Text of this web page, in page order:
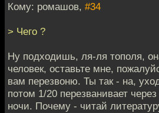
Кому: ромашов, #34
> Чего ?
Ну подходишь, ля-ля тополя,
человек, оставьте мне,
вам перезвоню. Ты так - на,
потом 1/20 перезванивает
ночи. Почему - читай